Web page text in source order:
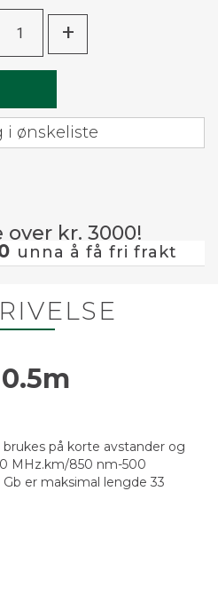
+
i ønskeliste
kr. 3000!
unna å få fri frakt
0.5m
brukes på korte avstander og
MHz.km/850 nm-500
er maksimal lengde 33